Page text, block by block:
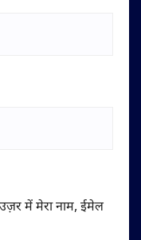
में मेरा नाम, ईमेल